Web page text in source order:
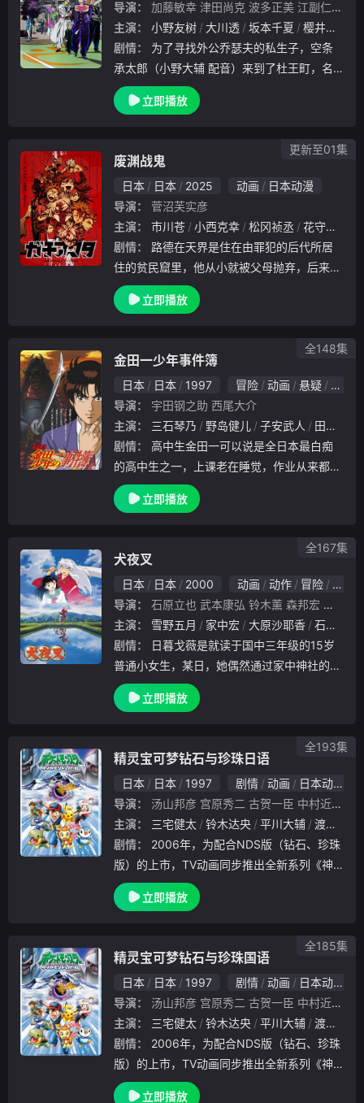
导演： 加藤敏幸 津田尚克 波多正美 江副仁美
主演：
小野友树 大川透 坂本千夏 樱井孝宏
剧情：
承太郎（小野大辅 配音）来到了杜王町，名
为东方仗助（小野友树 配音）的高中一年级
男生正是空条承太郎要寻找的人，让承太郎没
立即播放
废渊战鬼
日本 日本 2025 动画
日本动漫
导演：
菅沼芙实彦
主演：
市川苍 小西克幸 松冈祯丞
花守由美里
剧情：
住的贫民窟里，他从小就被父母抛弃，后来被
雷古特抚养长大。路德的双手不知为何有严重
的烧伤，于是雷古德给了他一双手套遮住伤痕
立即播放
更新至01集
金田一少年事件簿
日本 日本 1997 冒险 动画 悬疑
日本
导演：
宇田钢之助 西尾大介
主演：
三石琴乃 野岛健儿 子安武人
田中敦子
剧情：
的高中生之一，上课老在睡觉，作业从来都是
抄和他青梅竹马一起长大的美雪的，什么事情
都由美雪帮他扛着。然而，阿一平凡普通的外
立即播放
全148集
犬夜叉
日本 日本 2000 动画 动作 冒险
喜剧
导演：
石原立也 武本康弘 铃木薰 森邦宏 池田成
主演：
雪野五月 家中宏 大原沙耶香 石田彰
剧情：
普通小女生，某日，她偶然通过家中神社的枯
井来到了500年前的战国时代。时狼烟四起，
妖怪横行，世间大地生灵涂炭。戈薇在御神木
立即播放
全167集
精灵宝可梦钻石与珍珠日语
日本 日本 1997 剧情 动画
日本动漫
导演：
汤山邦彦 宫原秀二 古贺一臣 中村近世
主演：
三宅健太 铃木达央 平川大辅
渡边明乃
剧情：
版）的上市，TV动画同步推出全新系列《神
奇宝贝钻石&amp;amp;珍珠》（Pokémon Di
amond &amp;amp; Pearl，简称DP）。对战
立即播放
全193集
精灵宝可梦钻石与珍珠国语
日本 日本 1997 剧情 动画
日本动漫
导演：
汤山邦彦 宫原秀二 古贺一臣 中村近世
主演：
三宅健太 铃木达央 平川大辅
渡边明乃
剧情：
版）的上市，TV动画同步推出全新系列《神
奇宝贝钻石&amp;amp;珍珠》（Pokémon Di
立即播放
全185集